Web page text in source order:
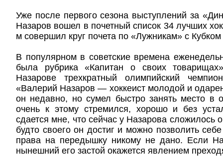
Уже после первого сезона выступлений за
Назаров вошел в почетный список 34 лучших
м совершил круг почета по «Лужникам» с
В популярном в советские времена
была рубрика «Капитан о своих
Назарове трехкратный олимпийский
«Валерий Назаров — хоккеист молодой и
он недавно, но сумел быстро занять место в
очень к этому стремился, хорошо и без
сдается мне, что сейчас у Назарова сложилось
будто своего он достиг и можно позволить
права на передышку никому не дано. Если
нынешний его застой окажется явлением